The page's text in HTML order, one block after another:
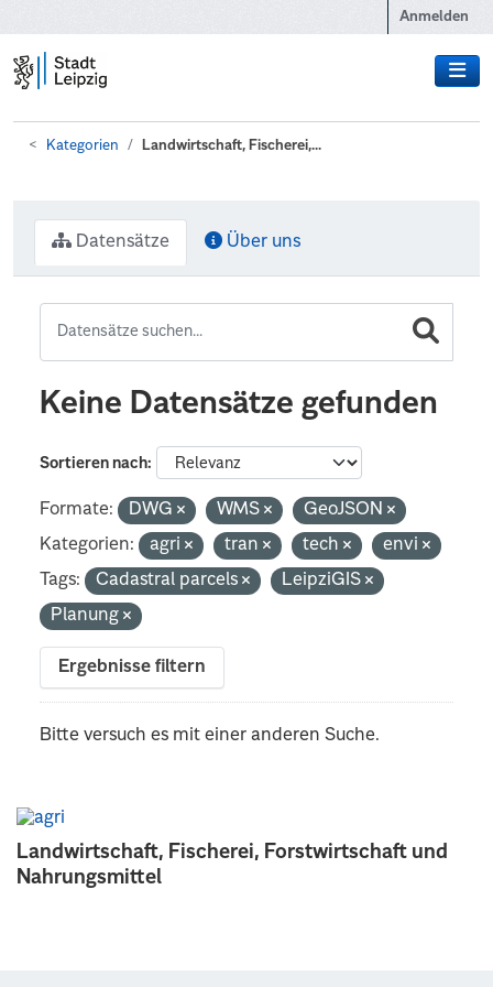
Anmelden
Kategorien Landwirtschaft, Fischerei,...
Landwirtschaft, Fischerei, Forstwirtschaft und
Nahrungsmittel
Datensätze Über uns
Keine Datensätze gefunden
Sortieren nach
Formate: DWG WMS
GeoJSON
Kategorien:
agri tran tech
envi
Tags:
Cadastral parcels
LeipziGIS
Planung
Ergebnisse filtern
Bitte versuch es mit einer anderen Suche.